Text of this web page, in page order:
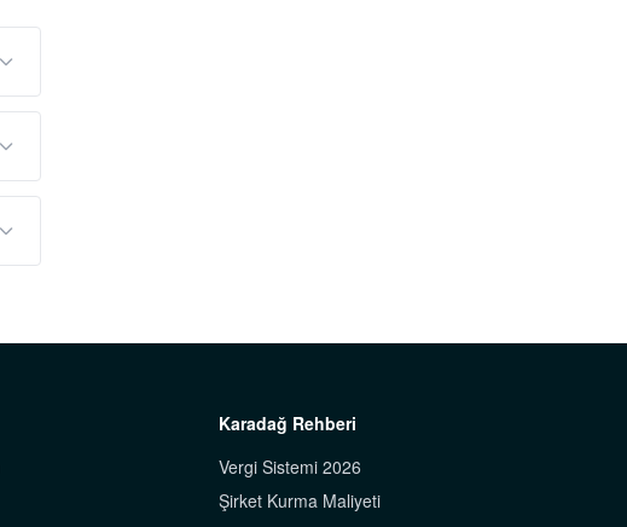
Karadağ Rehberi
Vergi Sistemi 2026
Şirket Kurma Maliyeti